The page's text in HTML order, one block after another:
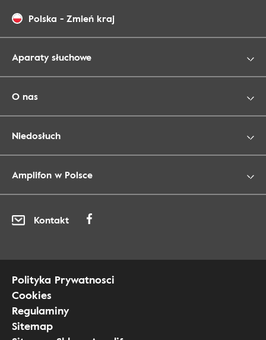
Polska - Zmień kraj
Aparaty słuchowe
O nas
Niedosłuch
Amplifon w Polsce
Kontakt
Polityka Prywatnosci
Cookies
Regulaminy
Sitemap